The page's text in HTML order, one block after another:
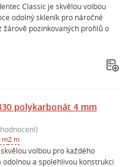
Classic je skvělou volbou
odolný skleník pro náročné
žárově pozinkovaných profilů o
polykarbonát 4 mm
m2 m
skvělou volbou pro každého
a spolehlivou konstrukci